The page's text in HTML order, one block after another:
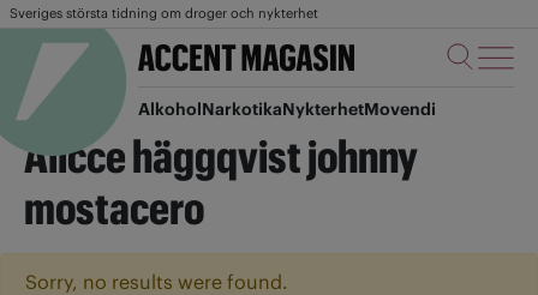
Sveriges största tidning om droger och nykterhet
AlkoholNarkotikaNykterhetMovendi
Alicce häggqvist johnny
mostacero
Sorry, no results were found.